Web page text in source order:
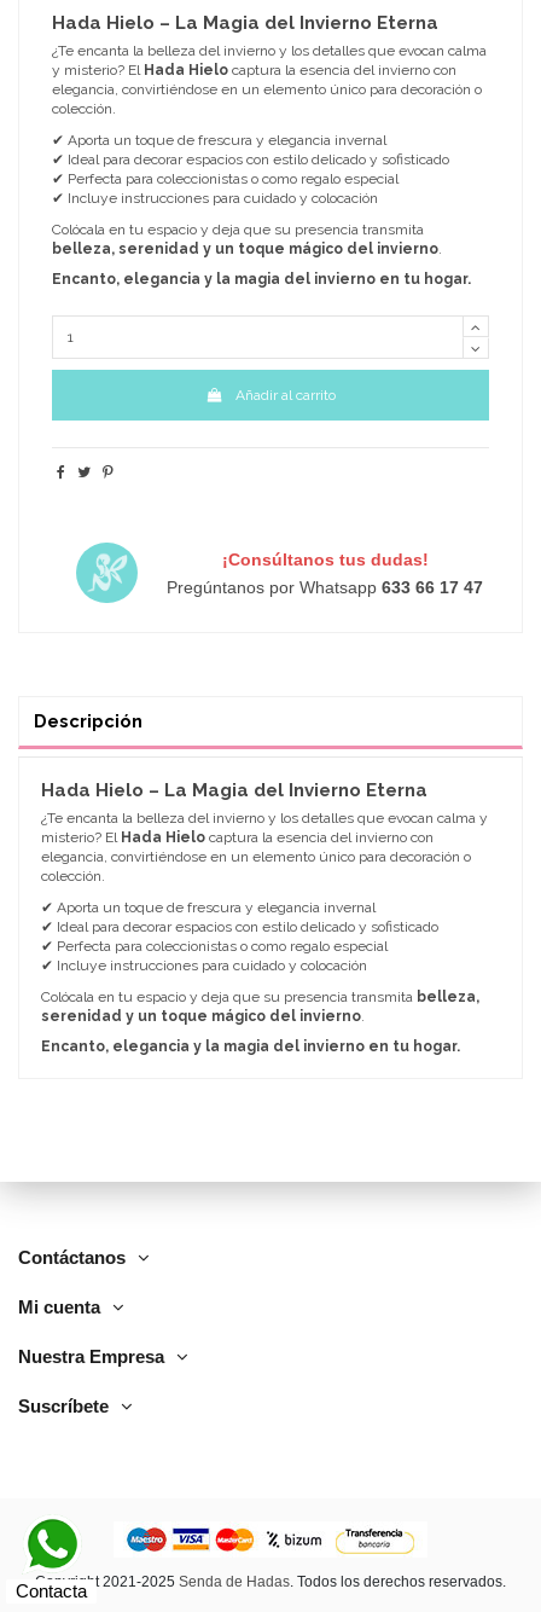
Hada Hielo – La Magia del Invierno Eterna
¿Te encanta la belleza del invierno y los detalles que evocan calma
y misterio? El Hada Hielo captura la esencia del invierno con
elegancia, convirtiéndose en un elemento único para decoración o
colección.
✔ Aporta un toque de frescura y elegancia invernal
✔ Ideal para decorar espacios con estilo delicado y sofisticado
✔ Perfecta para coleccionistas o como regalo especial
✔ Incluye instrucciones para cuidado y colocación
Colócala en tu espacio y deja que su presencia transmita
belleza, serenidad y un toque mágico del invierno
Encanto, elegancia y la magia del invierno en tu hogar.
Añadir al carrito
¡Consúltanos tus dudas!
Pregúntanos por Whatsapp633 66 17 47
Descripción
Hada Hielo – La Magia del Invierno Eterna
¿Te encanta la belleza del invierno y los detalles que evocan calma y
misterio? El Hada Hielo captura la esencia del invierno con
elegancia, convirtiéndose en un elemento único para decoración o
colección.
✔ Aporta un toque de frescura y elegancia invernal
✔ Ideal para decorar espacios con estilo delicado y sofisticado
✔ Perfecta para coleccionistas o como regalo especial
✔ Incluye instrucciones para cuidado y colocación
Colócala en tu espacio y deja que su presencia transmita belleza,
serenidad y un toque mágico del invierno
Encanto, elegancia y la magia del invierno en tu hogar.
Contáctanos
Mi cuenta
Nuestra Empresa
Contacta
Suscríbete
Copyright 2021-2025 Senda de Hadas. Todos los derechos reservados.